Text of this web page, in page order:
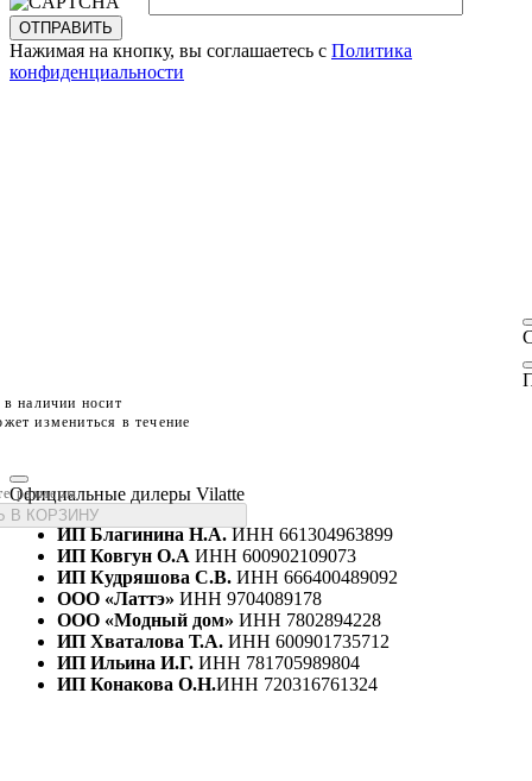
ОТПРАВИТЬ
Нажимая на кнопку, вы соглашаетесь с Политика
конфиденциальности
наличии носит
измениться в течение
размеры
В КОРЗИНУ
Официальные дилеры Vilatte
ИП Благинина Н.А.ИНН 661304963899
ИП Ковгун О.А ИНН 600902109073
ИП Кудряшова С.В. ИНН 666400489092
ООО «Латтэ» ИНН 9704089178
ООО «Модный дом» ИНН 7802894228
ИП Хваталова Т.А. ИНН 600901735712
ИП Ильина И.Г. ИНН 781705989804
ИП Конакова О.Н.ИНН 720316761324